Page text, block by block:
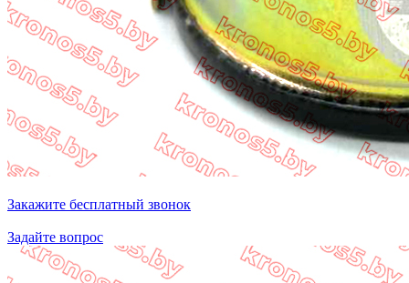
Закажите бесплатный звонок
Задайте вопрос